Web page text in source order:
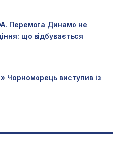
Перемога Динамо не
що відбувається
Чорноморець виступив із